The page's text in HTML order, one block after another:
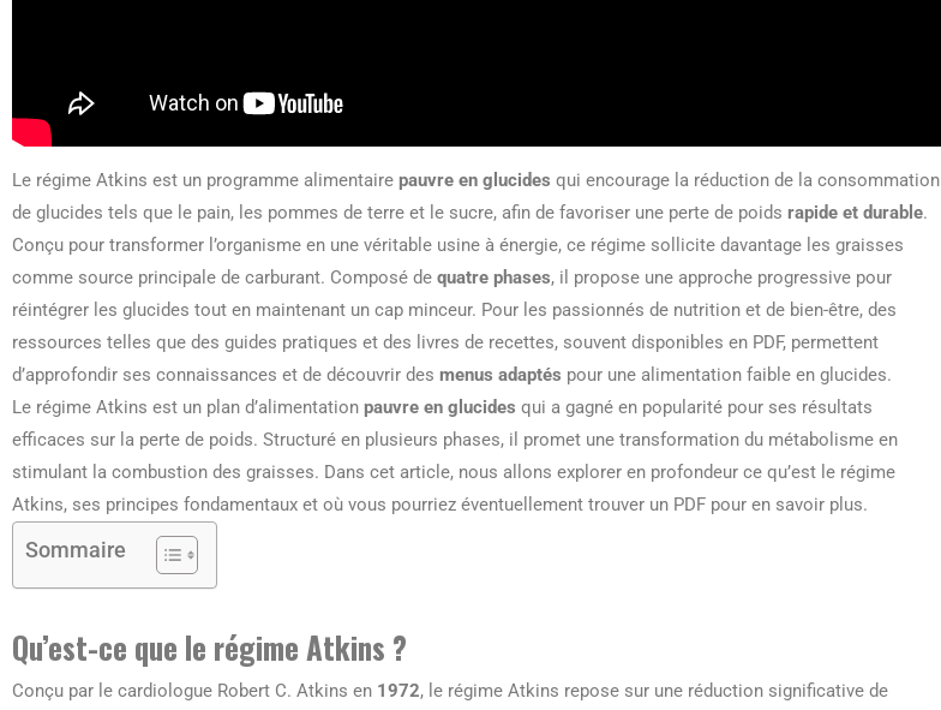
Le régime Atkins est un programme alimentaire pauvre en glucides qui encourage la réduction de la consommation
de glucides tels que le pain, les pommes de terre et le sucre, afin de favoriser une perte de poids rapide et durable.
Conçu pour transformer l’organisme en une véritable usine à énergie, ce régime sollicite davantage les graisses
comme source principale de carburant. Composé de quatre phases, il propose une approche progressive pour
réintégrer les glucides tout en maintenant un cap minceur. Pour les passionnés de nutrition et de bien-être, des
ressources telles que des guides pratiques et des livres de recettes, souvent disponibles en PDF, permettent
d’approfondir ses connaissances et de découvrir des menus adaptés pour une alimentation faible en glucides.
Le régime Atkins est un plan d’alimentation pauvre en glucides qui a gagné en popularité pour ses résultats
efficaces sur la perte de poids. Structuré en plusieurs phases, il promet une transformation du métabolisme en
stimulant la combustion des graisses. Dans cet article, nous allons explorer en profondeur ce qu’est le régime
Atkins, ses principes fondamentaux et où vous pourriez éventuellement trouver un PDF pour en savoir plus.
Sommaire
Qu’est-ce que le régime Atkins ?
Conçu par le cardiologue Robert C. Atkins en 1972, le régime Atkins repose sur une réduction significative de